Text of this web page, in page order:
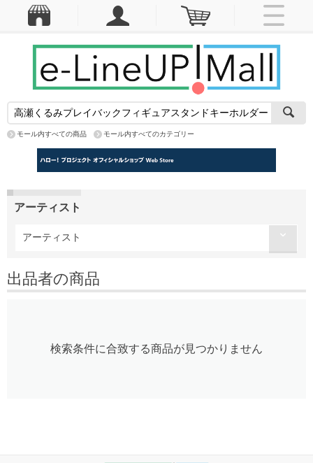
モール内すべての商品 モール内すべてのカテゴリー
アーティスト
アーティスト
出品者の商品
検索条件に合致する商品が見つかりません